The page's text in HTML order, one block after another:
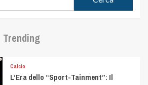
Trending
Calcio
L’Era dello “Sport-Tainment”: Il